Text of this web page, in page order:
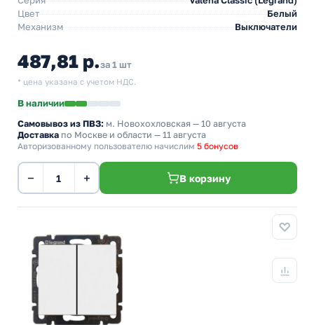
Цвет
Белый
Механизм
Выключатели
487,81 р.за 1 шт
* цена указана с учетом НДС.
В наличии
Самовывоз из ПВЗ: м. Новохохловская — 10 августа
Доставка по Москве и области — 11 августа
Авторизованному пользователю начислим 5 бонусов
− + В корзину